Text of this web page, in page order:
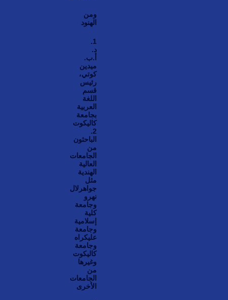
ومن
الهنود
1.
د.
أ.ب.
ميدين
كوتي،
رئيس
قسم
اللغة
العربية
بجامعة
كاليكوت
2.
الباحثون
من
الجامعات
العالية
الهندية
مثل
جواهرلال
نهرو
وجامعة
كلية
إسلامية
وجامعة
عليكراه
وجامعة
كاليكوت
وغيرها
من
الجامعات
الأخرى